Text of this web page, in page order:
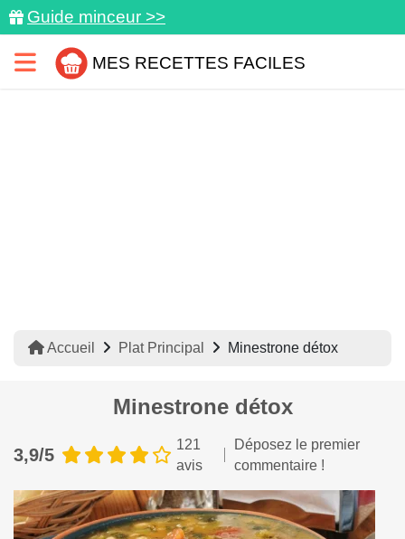
Guide minceur >>
MES RECETTES FACILES
Accueil Plat Principal Minestrone détox
Minestrone détox
3,9/5
121
avis
Déposez le premier
commentaire !